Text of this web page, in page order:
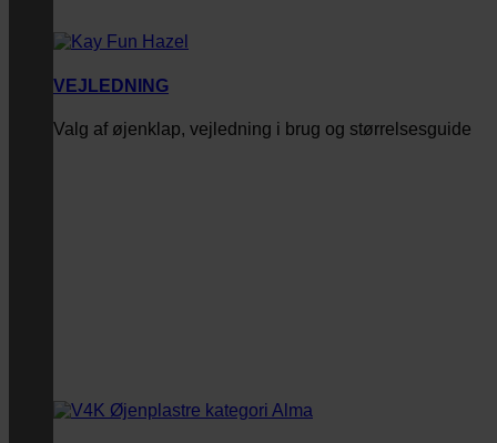
VEJLEDNING
Valg af øjenklap, vejledning i brug og størrelsesguide